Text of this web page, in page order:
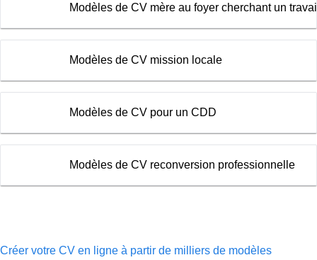
Modèles de CV mère au foyer cherchant un
Modèles de CV mission locale
Modèles de CV pour un CDD
Modèles de CV reconversion professionnelle
Créer votre CV en ligne à partir de milliers de modèles